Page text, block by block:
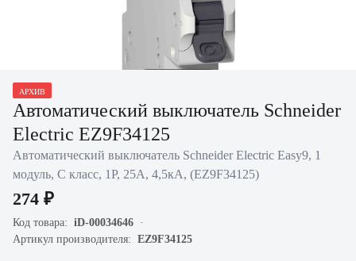
АРХИВ
Автоматический выключатель Schneider
Electric EZ9F34125
Автоматический выключатель Schneider Electric Easy9, 1
модуль, C класс, 1P, 25А, 4,5кА, (EZ9F34125)
274 ₽
Код товара: iD-00034646
Артикул производителя: EZ9F34125